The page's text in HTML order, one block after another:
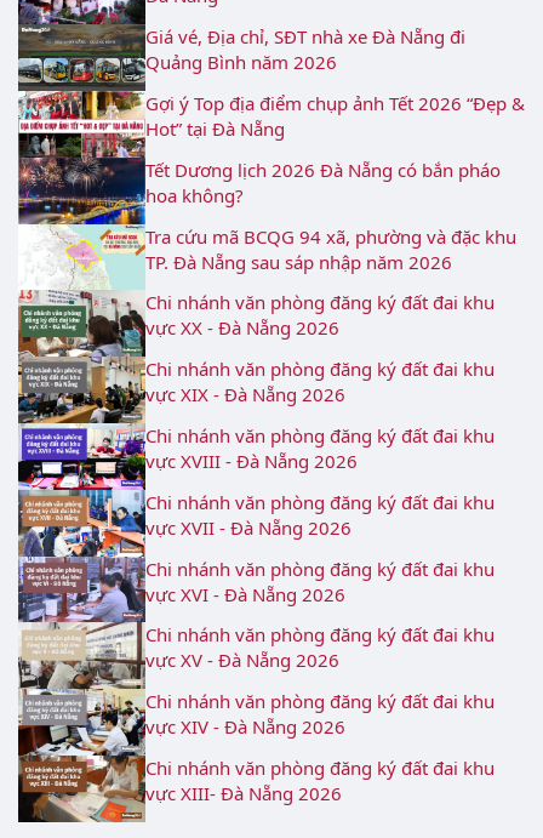
Giá vé, Địa chỉ, SĐT nhà xe Đà Nẵng đi
Quảng Bình năm 2026
Gợi ý Top địa điểm chụp ảnh Tết 2026 “Đẹp &
Hot” tại Đà Nẵng
Tết Dương lịch 2026 Đà Nẵng có bắn pháo
hoa không?
Tra cứu mã BCQG 94 xã, phường và đặc khu
TP. Đà Nẵng sau sáp nhập năm 2026
Chi nhánh văn phòng đăng ký đất đai khu
vực XX - Đà Nẵng 2026
Chi nhánh văn phòng đăng ký đất đai khu
vực XIX - Đà Nẵng 2026
Chi nhánh văn phòng đăng ký đất đai khu
vực XVIII - Đà Nẵng 2026
Chi nhánh văn phòng đăng ký đất đai khu
vực XVII - Đà Nẵng 2026
Chi nhánh văn phòng đăng ký đất đai khu
vực XVI - Đà Nẵng 2026
Chi nhánh văn phòng đăng ký đất đai khu
vực XV - Đà Nẵng 2026
Chi nhánh văn phòng đăng ký đất đai khu
vực XIV - Đà Nẵng 2026
Chi nhánh văn phòng đăng ký đất đai khu
vực XIII- Đà Nẵng 2026